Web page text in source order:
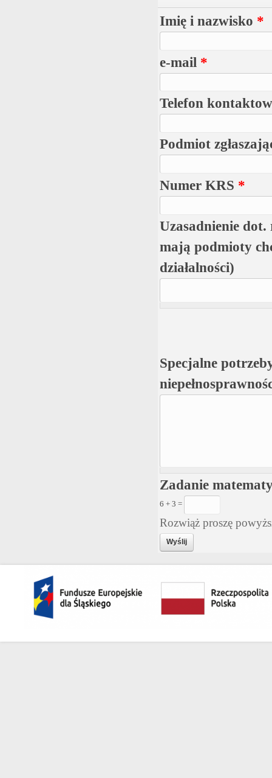
Imię i nazwisko *
e-mail *
Telefon
Podmiot
Numer KRS *
Uzasadnienie
mają podmioty
działalności)
Specjalne
Zadanie
6 + 3 =
Rozwiąż proszę